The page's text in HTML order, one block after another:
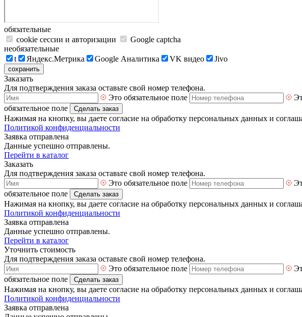
обязательные
cookie сессии и авторизации
Google captcha
необязательные
t
Яндекс.Метрика Google Аналитика VK видео Jivo
сохранить
Заказать
Для подтверждения заказа оставьте свой номер телефона.
Это обязательное поле
обязательное поле
Сделать заказ
Нажимая на кнопку, вы даете согласие на обработку персональных данных и
Политикой конфиденциальности
Заявка отправлена
Данные успешно отправлены.
Перейти в каталог
Заказать
Для подтверждения заказа оставьте свой номер телефона.
Это обязательное поле
обязательное поле
Сделать заказ
Нажимая на кнопку, вы даете согласие на обработку персональных данных и
Политикой конфиденциальности
Заявка отправлена
Данные успешно отправлены.
Перейти в каталог
Уточнить стоимость
Для подтверждения заказа оставьте свой номер телефона.
Это обязательное поле
обязательное поле
Сделать заказ
Нажимая на кнопку, вы даете согласие на обработку персональных данных и
Политикой конфиденциальности
Заявка отправлена